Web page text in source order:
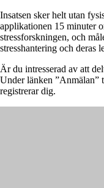
Insatsen sker helt utan
applikationen 15 minuter
stressforskningen, och
stresshantering och deras
Är du intresserad av att
Under länken ”Anmälan”
registrerar dig.